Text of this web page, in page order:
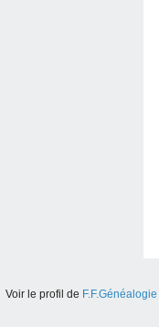
Voir le profil de F.F.Généalogie